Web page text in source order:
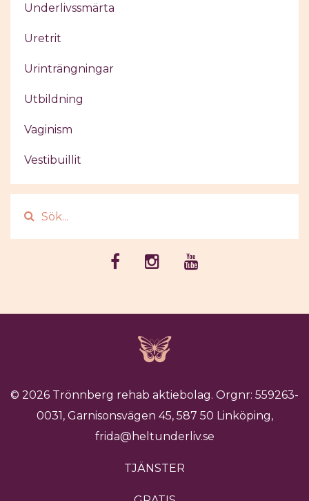
Underlivssmärta
Uretrit
Urinträngningar
Utbildning
Vaginism
Vestibuillit
© 2026 Trönnberg rehab aktiebolag. Orgnr: 559263-
0031, Garnisonsvägen 45, 587 50 Linköping,
frida@heltunderliv.se
TJÄNSTER